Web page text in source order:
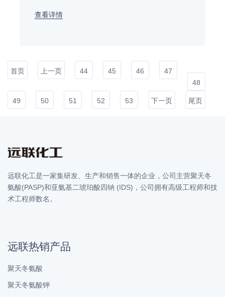
解螯合钙解决方案，获取科学施肥方案。
查看详情
首页 上一页 44 45 46
47
48
49 50 51 52 53 下一页 尾页
远联化工是一家集研发、生产和销售一体的企业，公司主营聚天冬
氨酸(PASP)和亚氨基二琥珀酸四钠 (IDS)，公司拥有高级工程师和技
术工程师数名。
远联热销产品
聚天冬氨酸
聚天冬氨酸钾